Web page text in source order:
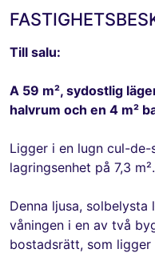
Till salu:
A 59 m², sydostlig
halvrum och en 4 m²
Ligger i en lugn cul-
lagringsenhet på 7,3 m².
Denna ljusa,
våningen i en av två
bostadsrätt, som